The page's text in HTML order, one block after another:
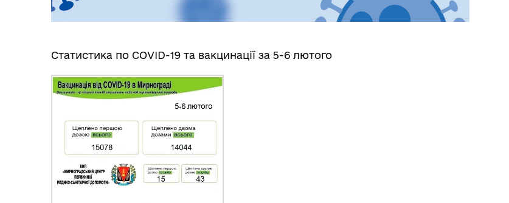
Статистика по COVID-19 та вакцинації за 5-6 лютого